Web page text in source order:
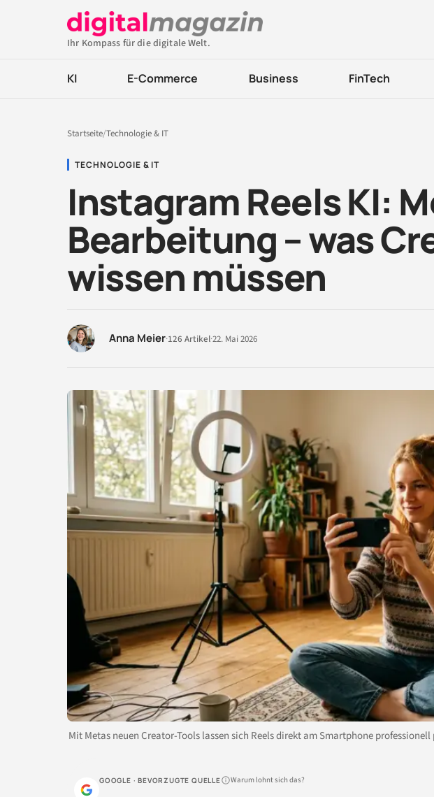
Ihr Kompass für die digitale Welt.
KI E-Commerce Business FinTech
Startseite/Technologie & IT
TECHNOLOGIE & IT
Instagram Reels KI:
Bearbeitung – was
wissen müssen
Anna Meier·126 Artikel·22. Mai 2026
Mit Metas neuen Creator-Tools lassen sich Reels direkt am Smartphone
GOOGLE · BEVORZUGTE QUELLE Warum lohnt sich das?